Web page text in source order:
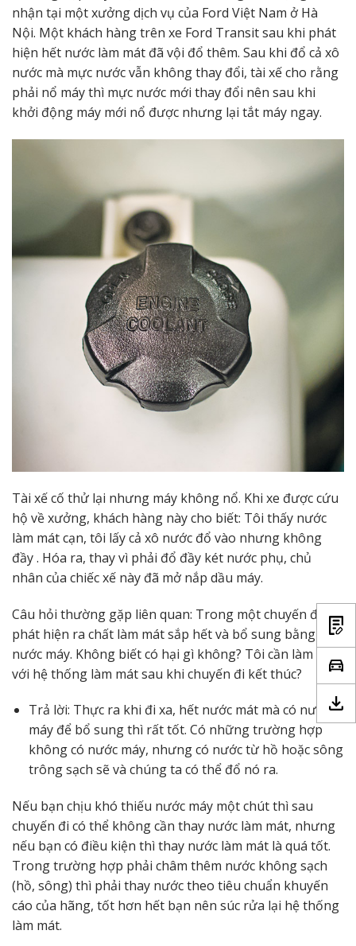
nhận tại một xưởng dịch vụ của Ford Việt Nam ở Hà
Nội. Một khách hàng trên xe Ford Transit sau khi phát
hiện hết nước làm mát đã vội đổ thêm. Sau khi đổ cả xô
nước mà mực nước vẫn không thay đổi, tài xế cho rằng
phải nổ máy thì mực nước mới thay đổi nên sau khi
khởi động máy mới nổ được nhưng lại tắt máy ngay.
Tài xế cố thử lại nhưng máy không nổ. Khi xe được cứu
hộ về xưởng, khách hàng này cho biết: Tôi thấy nước
làm mát cạn, tôi lấy cả xô nước đổ vào nhưng không
đầy . Hóa ra, thay vì phải đổ đầy két nước phụ, chủ
nhân của chiếc xế này đã mở nắp dầu máy.
Câu hỏi thường gặp liên quan: Trong một chuyến đi, tôi
phát hiện ra chất làm mát sắp hết và bổ sung bằng
nước máy. Không biết có hại gì không? Tôi cần làm gì
với hệ thống làm mát sau khi chuyến đi kết thúc?
Trả lời: Thực ra khi đi xa, hết nước mát mà có nước
máy để bổ sung thì rất tốt. Có những trường hợp
không có nước máy, nhưng có nước từ hồ hoặc sông
trông sạch sẽ và chúng ta có thể đổ nó ra.
Nếu bạn chịu khó thiếu nước máy một chút thì sau
chuyến đi có thể không cần thay nước làm mát, nhưng
nếu bạn có điều kiện thì thay nước làm mát là quá tốt.
Trong trường hợp phải châm thêm nước không sạch
(hồ, sông) thì phải thay nước theo tiêu chuẩn khuyến
cáo của hãng, tốt hơn hết bạn nên súc rửa lại hệ thống
làm mát.